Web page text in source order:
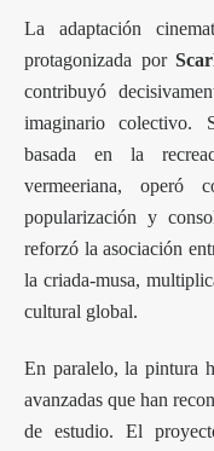
La adaptación
protagonizada por
contribuyó
imaginario colectivo.
basada en la
vermeeriana, operó
popularización y
reforzó la asociación
la criada-musa,
cultural global.
En paralelo, la pintura
avanzadas que han
de estudio. El